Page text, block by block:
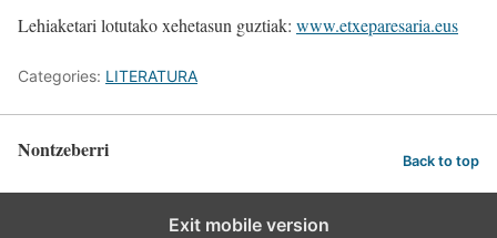
Lehiaketari lotutako xehetasun guztiak: www.etxeparesaria.eus
Categories: LITERATURA
Nontzeberri Back to top
Exit mobile version